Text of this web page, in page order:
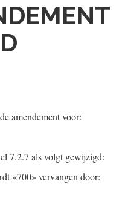
amendement voor:
7.2.7 als volgt gewijzigd:
«700» vervangen door: